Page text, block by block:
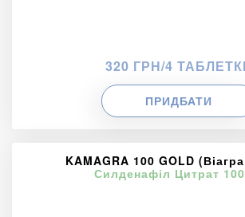
320 ГРН/4
ПРИДБАТИ
KAMAGRA 100 GOLD
Силденафіл Цитрат